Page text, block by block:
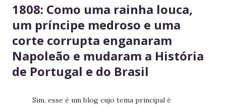
1808: Como uma rainha louca,
um príncipe medroso e uma
corte corrupta enganaram
Napoleão e mudaram a História
de Portugal e do Brasil
Sim, esse é um blog cujo tema principal é